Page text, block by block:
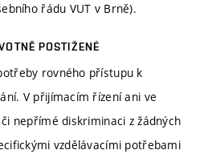
řádu VUT v Brně).
POSTIŽENÉ
rovného přístupu k
V přijímacím řízení ani ve
nepřímé diskriminaci z žádných
vzdělávacími potřebami